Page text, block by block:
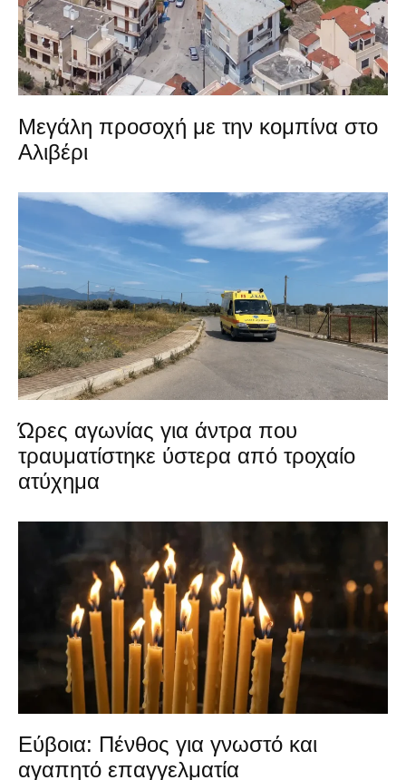
Μεγάλη προσοχή με την κομπίνα στο
Αλιβέρι
Ώρες αγωνίας για άντρα που
τραυματίστηκε ύστερα από τροχαίο
ατύχημα
Εύβοια: Πένθος για γνωστό και
αγαπητό επαγγελματία